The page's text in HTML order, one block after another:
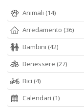
Animali (14)
Arredamento (36)
Bambini (42)
Benessere (27)
Bici (4)
Calendari (1)